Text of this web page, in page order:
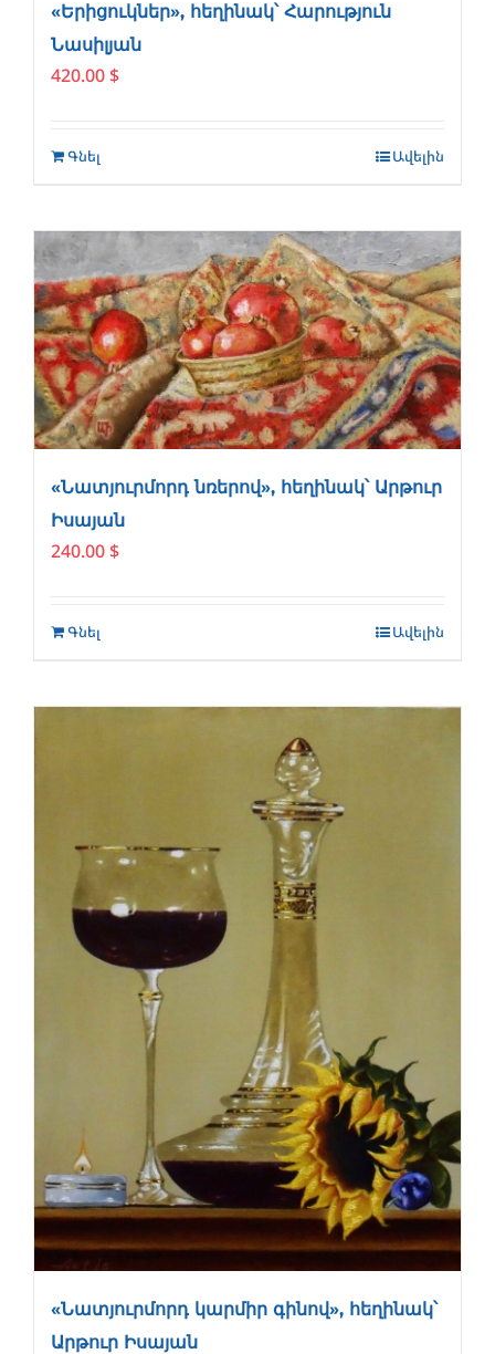
«Երիցուկներ», հեղինակ՝ Հարություն
Նասիլյան
420.00 $
Գնել Ավելին
«Նատյուրմորդ նռերով», հեղինակ՝ Արթուր
Իսայան
240.00 $
Գնել Ավելին
«Նատյուրմորդ կարմիր գինով», հեղինակ՝
Արթուր Իսայան